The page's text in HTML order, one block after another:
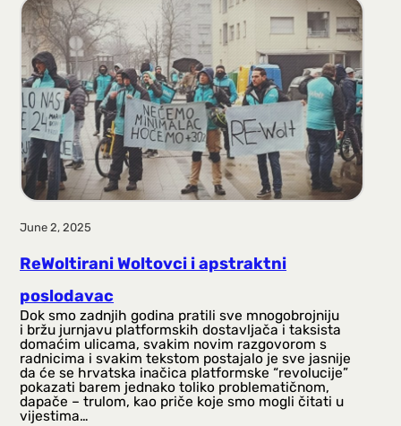
June 2, 2025
ReWoltirani Woltovci i apstraktni
poslodavac
Dok smo zadnjih godina pratili sve mnogobrojniju
i bržu jurnjavu platformskih dostavljača i taksista
domaćim ulicama, svakim novim razgovorom s
radnicima i svakim tekstom postajalo je sve jasnije
da će se hrvatska inačica platformske “revolucije”
pokazati barem jednako toliko problematičnom,
dapače – trulom, kao priče koje smo mogli čitati u
vijestima…